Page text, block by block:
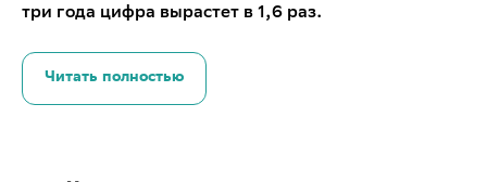
три года цифра вырастет в 1,6 раз.
Читать полностью